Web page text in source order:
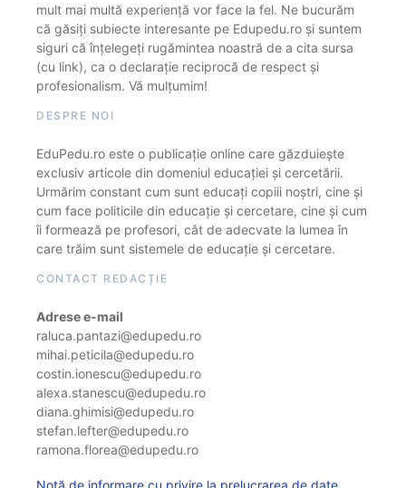
mult mai multă experiență vor face la fel. Ne bucurăm
că găsiți subiecte interesante pe Edupedu.ro și suntem
siguri că înțelegeți rugămintea noastră de a cita sursa
(cu link), ca o declarație reciprocă de respect și
profesionalism. Vă mulțumim!
DESPRE NOI
EduPedu.ro este o publicație online care găzduiește
exclusiv articole din domeniul educației și cercetării.
Urmărim constant cum sunt educați copiii noștri, cine și
cum face politicile din educație și cercetare, cine și cum
îi formează pe profesori, cât de adecvate la lumea în
care trăim sunt sistemele de educație și cercetare.
CONTACT REDACȚIE
Adrese e-mail
raluca.pantazi@edupedu.ro
mihai.peticila@edupedu.ro
costin.ionescu@edupedu.ro
alexa.stanescu@edupedu.ro
diana.ghimisi@edupedu.ro
stefan.lefter@edupedu.ro
ramona.florea@edupedu.ro
Notă de informare cu privire la prelucrarea de date